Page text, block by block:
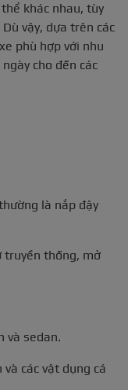
khác nhau, tùy
vậy, dựa trên các
phù hợp với nhu
cho đến các
là nắp đậy
thống, mở
và sedan.
các vật dụng cá